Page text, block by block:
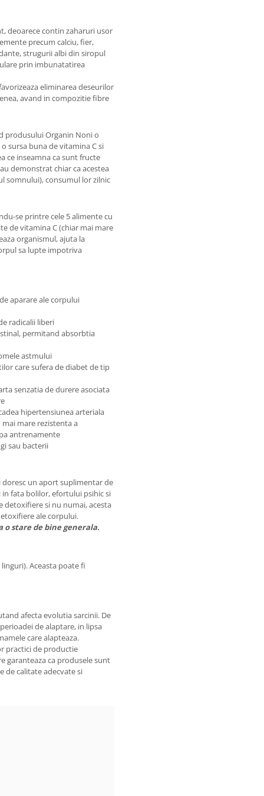
deoarece contin zaharuri usor
precum calciu, fier,
strugurii albi din siropul
prin imbunatatirea
eliminarea deseurilor
avand in compozitie fibre
produsului Organin Noni o
sursa buna de vitamina C si
ce inseamna ca sunt fructe
demonstrat chiar ca acestea
somnului), consumul lor zilnic
se printre cele 5 alimente cu
de vitamina C (chiar mai mare
organismul, ajuta la
sa lupte impotriva
aparare ale corpului
radicalii liberi
permitand absorbtia
astmului
care sufera de diabet de tip
senzatia de durere asociata
hipertensiunea arteriala
mare rezistenta a
antrenamente
sau bacterii
un aport suplimentar de
fata bolilor, efortului psihic si
detoxifiere si nu numai, acesta
ale corpului.
stare de bine generala.
Aceasta poate fi
afecta evolutia sarcinii. De
de alaptare, in lipsa
care alapteaza.
practici de productie
garanteaza ca produsele sunt
de calitate adecvate si